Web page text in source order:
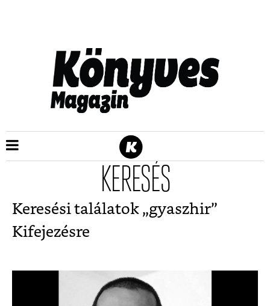
KERESÉS
Keresési találatok „gyaszhir”
Kifejezésre